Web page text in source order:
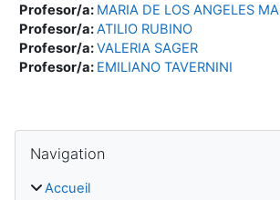
Profesor/a: MARIA DE LOS ANGELES
Profesor/a:ATILIO RUBINO
Profesor/a:VALERIA SAGER
Profesor/a: EMILIANO TAVERNINI
Blocs
Navigation
Accueil